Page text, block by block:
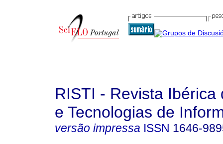
RISTI - Revista Ibérica
e Tecnologias de
versão impressa ISSN 1646-